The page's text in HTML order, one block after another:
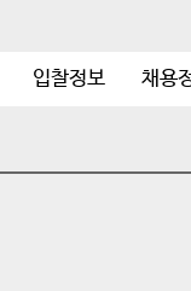
입찰정보 채용